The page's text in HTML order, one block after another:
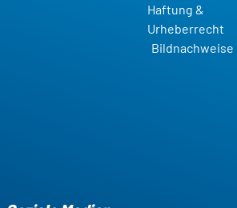
Haftung &
Urheberrecht
Bildnachweise